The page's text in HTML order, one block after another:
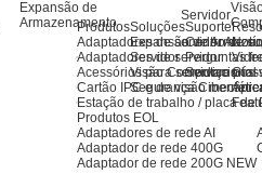
Produtos
Adaptadores de servidor AI
Adaptadores de servidor
Acessórios para servidores
Cartão IPC e de visão
Estação de trabalho / placa de
Produtos EOL
Adaptadores de rede AI
Adaptador de rede 400G
Adaptador de rede 200G NEW
Soluções
Expansão de
Servidor
Visão Computacional
Segurança
Suporte
Centro de
Perguntas
Serviço
Expansão de
Armazenamento
Servidor